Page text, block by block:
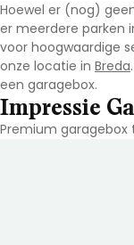
Hoewel er (nog)
er meerdere parken
voor hoogwaardige
onze locatie in Breda
een garagebox.
Impressie
Premium garagebox